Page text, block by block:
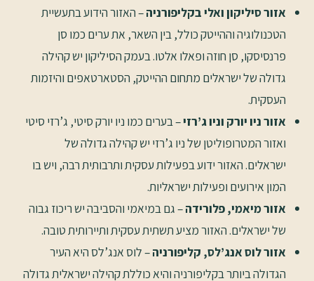
אזור סיליקון ואלי בקליפורניה– האזור הידוע בתעשיית
הטכנולוגיה וההייטק כולל, בין השאר, את ערים כמו סן
פרנסיסקו, סן חוזה ופאלו אלטו. בעמק הסיליקון יש קהילה
גדולה של ישראלים מתחום ההייטק, הסטארטאפים והיזמות
העסקית.
אזור ניו יורק וניו ג’רזי– בערים כמו ניו יורק סיטי, ג’רזי סיטי
ואזור המטרופוליטן של ניו ג’רזי יש קהילה גדולה של
ישראלים. האזור ידוע בפעילות עסקית ותרבותית רבה, ויש בו
המון אירועים ופעילות ישראליות.
אזור מיאמי, פלורידה– גם במיאמי והסביבה יש ריכוז גבוה
של ישראלים. האזור מציע תשתית עסקית ותיירותית טובה.
אזור לוס אנג’לס, קליפורניה– לוס אנג’לס היא העיר
הגדולה ביותר בקליפורניה והיא כוללת קהילה ישראלית גדולה